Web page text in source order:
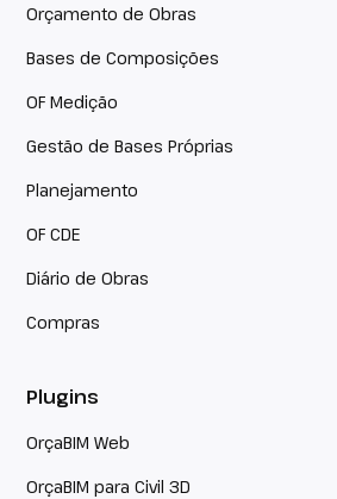
Orçamento de Obras
Bases de Composições
OF Medição
Gestão de Bases Próprias
Planejamento
OF CDE
Diário de Obras
Compras
Plugins
OrçaBIM Web
OrçaBIM para Civil 3D